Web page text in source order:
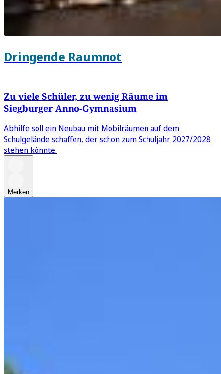
Dringende Raumnot
Zu viele Schüler, zu wenig Räume im
Siegburger Anno-Gymnasium
Abhilfe soll ein Neubau mit Mobilräumen auf dem
Schulgelände schaffen, der schon zum Schuljahr 2027/2028
stehen könnte.
Merken